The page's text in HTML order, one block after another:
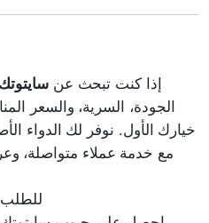
إذا كنت تبحث عن
الجودة، السرية، والسعر
خيارك الأول. نوفر لك الدواء
للطلب